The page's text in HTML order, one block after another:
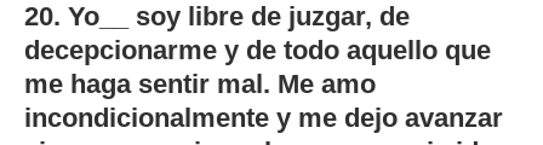
20. Yo__ soy libre de juzgar, de
decepcionarme y de todo aquello que
me haga sentir mal. Me amo
incondicionalmente y me dejo avanzar